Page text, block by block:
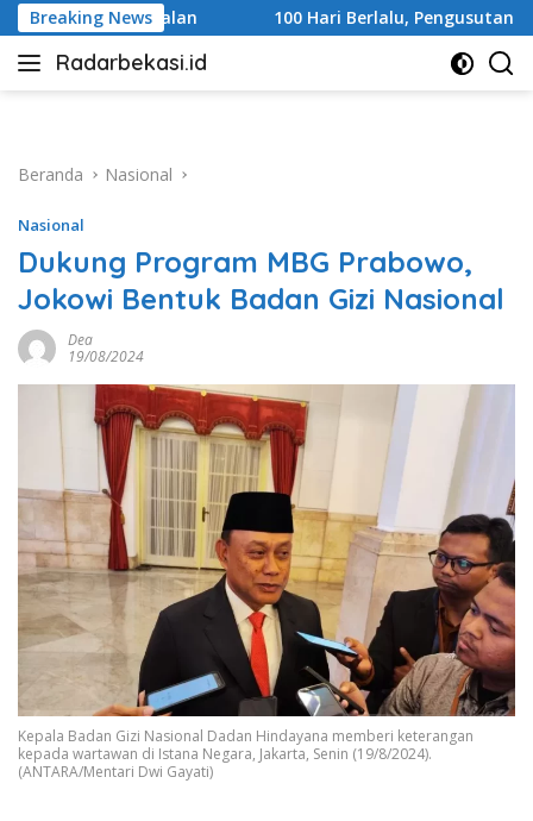
Langsung
ke
konten
Breaking News100 Hari Berlalu, Pengusutan Tragedi Stasiun
Radarbekasi.id
Berita
Beranda
Nasional
Nasional
Dukung Program MBG Prabowo,
Jokowi Bentuk Badan Gizi Nasional
Dea
19/08/2024
Kepala Badan Gizi Nasional Dadan Hindayana memberi keterangan
kepada wartawan di Istana Negara, Jakarta, Senin (19/8/2024).
(ANTARA/Mentari Dwi Gayati)